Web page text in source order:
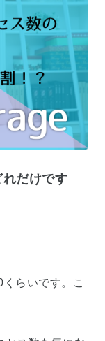
だけです
らいです。こ